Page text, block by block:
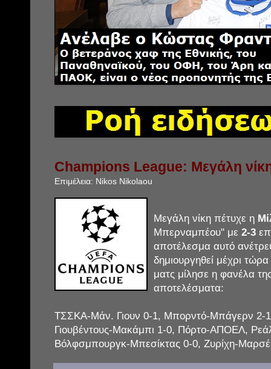
Champions League: Μεγάλη
Επιμέλεια: Nikos Nikolaou
Μεγάλη νίκη πέτυχε η
Μπερναμπέου" με 2-3
αποτέλεσμα αυτό
δημιουργηθεί μέχρι
ματς μίλησε η φανέλα
αποτελέσματα:
ΤΣΣΚΑ-Μάν. Γιουν 0-1, Μπορντό-Μπάγερν 2-1,
Γιουβέντους-Μακάμπι 1-0, Πόρτο-ΑΠΟΕΛ,
Βόλφσμπουργκ-Μπεσίκτας 0-0, Ζυρίχη-